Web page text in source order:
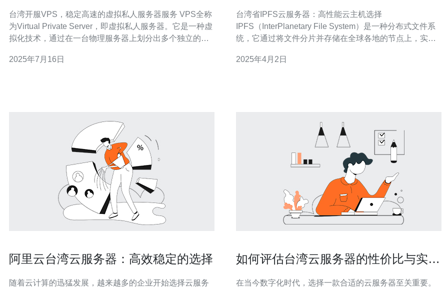
台湾开服VPS，稳定高速的虚拟私人服务器服务 VPS全称
为Virtual Private Server，即虚拟私人服务器。它是一种虚
拟化技术，通过在一台物理服务器上划分出多个独立的虚
源，可以像独立服务器一样运行应用程序。 台湾拥有发达
2025年7月16日
台湾省IPFS云服务器：高性能云主机选择
IPFS（InterPlanetary File System）是一种分布式文件系
统，它通过将文件分片并存储在全球各地的节点上，实现
网络上运行的云主机，提供了高性能、高安全性和高可扩
2025年4月2日
阿里云台湾云服务器：高效稳定的选择
随着云计算的迅猛发展，越来越多的企业开始选择云服务
如何评估台湾云服务器的性价比与实用
在当今数字化时代，选择一款合适的云服务器至关重要。